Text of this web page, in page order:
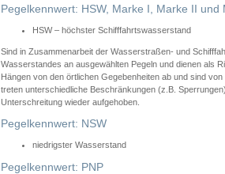
Pegelkennwert: HSW, Marke I, Marke II und
HSW – höchster Schifffahrtswasserstand
Sind in Zusammenarbeit der Wasserstraßen- und
Wasserstandes an ausgewählten Pegeln und dienen als
Hängen von den örtlichen Gegebenheiten ab und sind
treten unterschiedliche Beschränkungen (z.B.
Unterschreitung wieder aufgehoben.
Pegelkennwert: NSW
niedrigster Wasserstand
Pegelkennwert: PNP